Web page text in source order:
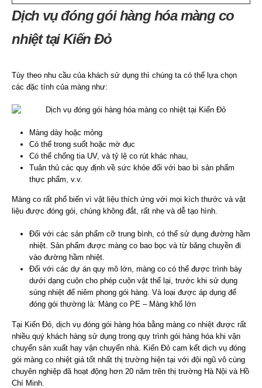
Dịch vụ đóng gói hàng hóa màng co
nhiệt tại Kiến Đỏ
Tùy theo nhu cầu của khách sử dụng thì chúng ta có thể lựa chọn
các đặc tính của màng như:
Màng dày hoặc mỏng
Có thể trong suốt hoặc mờ đục
Có thể chống tia UV, và tỷ lệ co rút khác nhau,
Tuân thủ các quy định về sức khỏe đối với bao bì sản phẩm
thực phẩm, v.v.
Màng co rất phổ biến vì vật liệu thích ứng với mọi kích thước và vật
liệu được đóng gói, chúng không đắt, rất nhẹ và dễ tạo hình.
Đối với các sản phẩm cỡ trung bình, có thể sử dụng đường hầm
nhiệt. Sản phẩm được màng co bao bọc và từ băng chuyền đi
vào đường hầm nhiệt.
Đối với các dự án quy mô lớn, màng co có thể được trình bày
dưới dạng cuộn cho phép cuộn vật thể lại, trước khi sử dụng
súng nhiệt để niêm phong gói hàng. Và loại được áp dụng để
đóng gói thường là: Màng co PE – Màng khổ lớn
Tại Kiến Đỏ, dịch vụ đóng gói hàng hóa bằng màng co nhiệt được rất
nhiều quý khách hàng sử dụng trong quy trình gói hàng hóa khi vận
chuyển sản xuất hay vận chuyển nhà. Kiến Đỏ cam kết dịch vụ đóng
gói màng co nhiệt giá tốt nhất thị trường hiện tại với đội ngũ vô cùng
chuyên nghiệp đã hoạt động hơn 20 năm trên thị trường Hà Nội và Hồ
Chí Minh.